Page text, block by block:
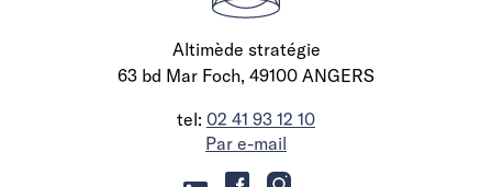
Altimède stratégie
63 bd Mar Foch, 49100 ANGERS
tel: 02 41 93 12 10
Par e-mail